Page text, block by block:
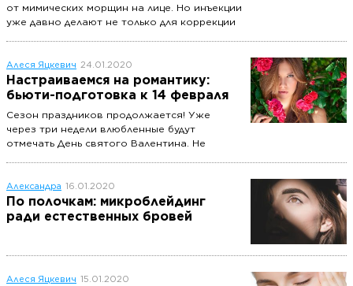
от мимических морщин на лице. Но инъекции
уже давно делают не только для коррекции
Алеся Яцкевич 24.01.2020
Настраиваемся на романтику:
бьюти-подготовка к 14 февраля
Сезон праздников продолжается! Уже
через три недели влюбленные будут
отмечать День святого Валентина. Не
выглядеть на все сто. Рассказываем, какие
процедуры можно сделать в преддверии 14
февраля, чтобы приковывать к себе
Александра 16.01.2020
По полочкам: микроблейдинг
ради естественных бровей
Алеся Яцкевич 15.01.2020